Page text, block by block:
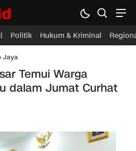
Politik Hukum & Kriminal
Jaya
Temui Warga
dalam Jumat Curhat